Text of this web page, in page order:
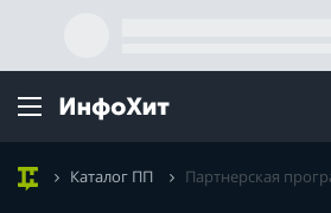
Каталог ПП Партнерская